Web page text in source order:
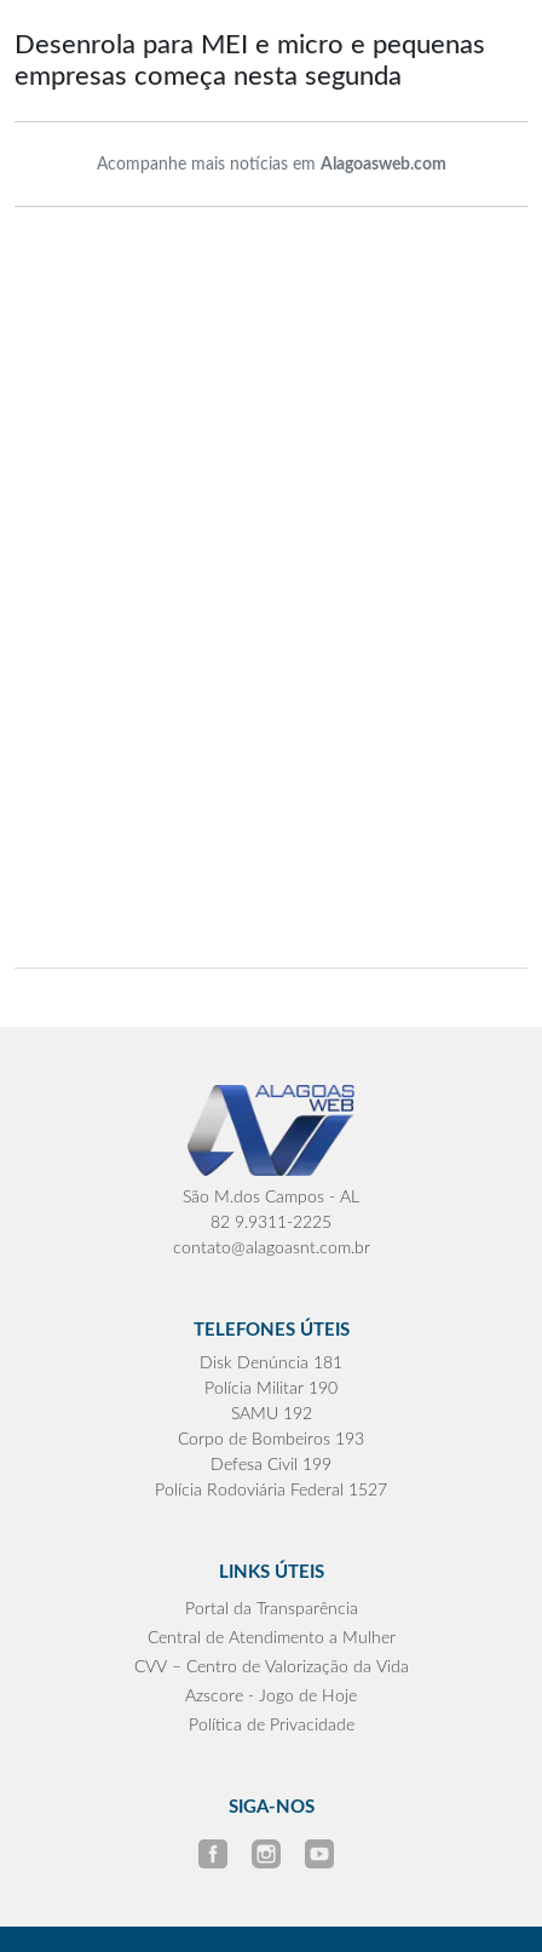
Desenrola para MEI e micro e pequenas
empresas começa nesta segunda
Acompanhe mais notícias em Alagoasweb.com
São M.dos Campos - AL
82 9.9311-2225
contato@alagoasnt.com.br
TELEFONES ÚTEIS
Disk Denúncia 181
Polícia Militar 190
SAMU 192
Corpo de Bombeiros 193
Defesa Civil 199
Polícia Rodoviária Federal 1527
LINKS ÚTEIS
Portal da Transparência
Central de Atendimento a Mulher
CVV – Centro de Valorização da Vida
Azscore - Jogo de Hoje
Política de Privacidade
SIGA-NOS